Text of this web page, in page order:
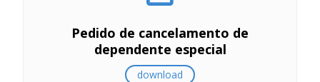
Pedido de cancelamento de
dependente especial
download